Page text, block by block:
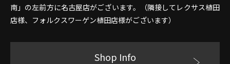
南」の左前方に名古屋店がございます。（隣接してレクサス植田
店様、フォルクスワーゲン植田店様がございます）
Shop Info